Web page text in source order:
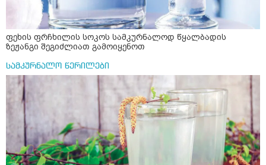
ფეხის ფრჩხილის სოკოს სამკურნალოდ წყალბადის
ზეჟანგი შეგიძლიათ გამოიყენოთ
სამკურნალო წერილები